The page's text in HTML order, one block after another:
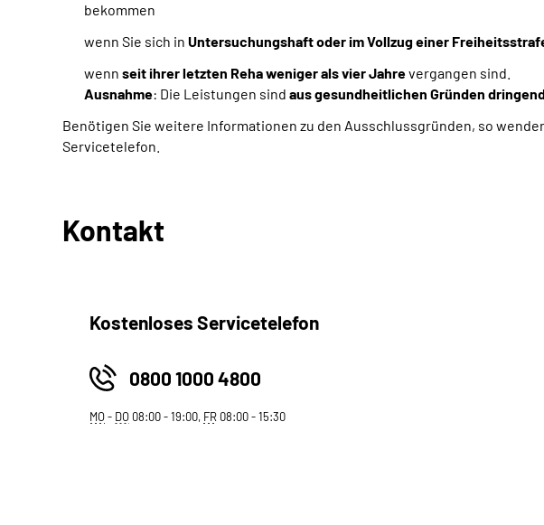
bekommen
wenn Sie sich in Untersuchungshaft oder im Vollzug einer
wenn seit ihrer letzten Reha weniger als vier Jahrevergangen sind.
Ausnahme: Die Leistungen sind aus gesundheitlichen Gründen
Benötigen Sie weitere Informationen zu den Ausschlussgründen, so
Servicetelefon.
Kontakt
Kostenloses Servicetelefon
0800 1000 4800
MO- DO 08:00 - 19:00, FR 08:00 - 15:30